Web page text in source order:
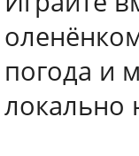
погода и
локально